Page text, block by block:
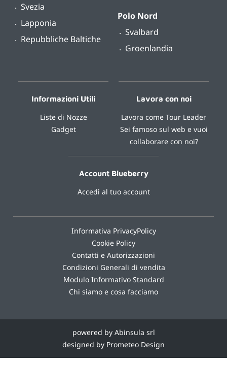
Svezia
Lapponia
Repubbliche Baltiche
Polo Nord
Svalbard
Groenlandia
Informazioni Utili
Liste di Nozze
Gadget
Lavora con noi
Lavora come Tour Leader
Sei famoso sul web e vuoi
collaborare con noi?
Account Blueberry
Accedi al tuo account
Informativa PrivacyPolicy
Cookie Policy
Contatti e Autorizzazioni
Condizioni Generali di vendita
Modulo Informativo Standard
Chi siamo e cosa facciamo
powered by Abinsula srl
designed by Prometeo Design